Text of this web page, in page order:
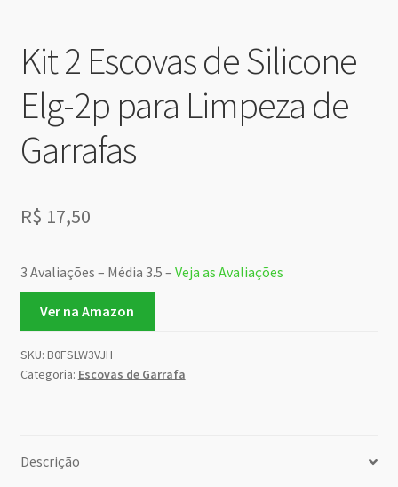
Kit 2 Escovas de Silicone
Elg-2p para Limpeza de
Garrafas
R$ 17,50
3 Avaliações – Média 3.5 – Veja as Avaliações
Ver na Amazon
SKU: B0FSLW3VJH
Categoria: Escovas de Garrafa
Descrição